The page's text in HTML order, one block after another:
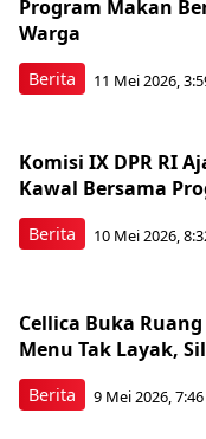
Berita
Program Makan
Warga
11 Mei 2026,
Berita
Komisi IX DPR RI
Kawal Bersama
10 Mei 2026,
Berita
Cellica Buka
Menu Tak Layak,
9 Mei 2026,